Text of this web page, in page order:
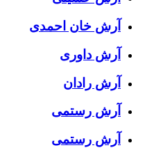
آرش خان احمدی
آرش داوری
آرش رادان
آرش رستمى
آرش رستمی